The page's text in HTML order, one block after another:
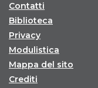
Contatti
Biblioteca
Privacy
Modulistica
Mappa del sito
Crediti